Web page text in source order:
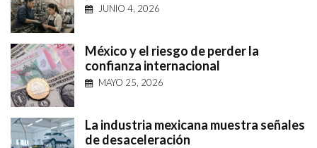
JUNIO 4, 2026
México y el riesgo de perder la
confianza internacional
MAYO 25, 2026
La industria mexicana muestra señales
de desaceleración